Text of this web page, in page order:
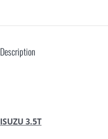
Description
ISUZU 3.5T